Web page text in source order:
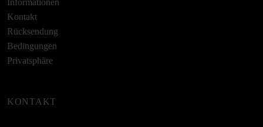
Informationen
Kontakt
Rücksendung
Bedingungen
Privatsphäre
KONTAKT